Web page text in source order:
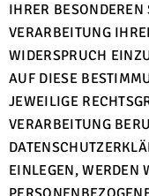
IHRER
VERARBEITUNG
WIDERSPRUCH
AUF DIESE
JEWEILIGE
VERARBEITUNG
EINLEGEN, WERDEN